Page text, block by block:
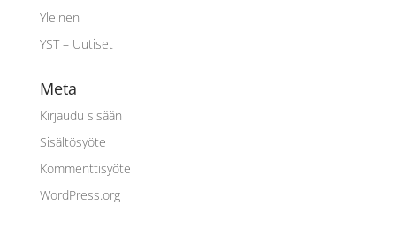
Yleinen
YST – Uutiset
Meta
Kirjaudu sisään
Sisältösyöte
Kommenttisyöte
WordPress.org